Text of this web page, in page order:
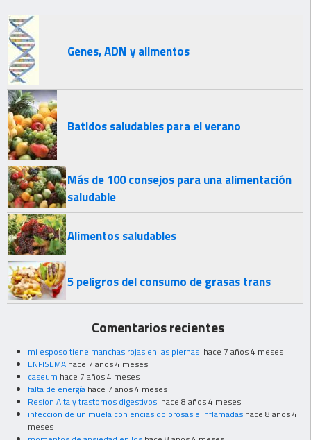
Genes, ADN y alimentos
Batidos saludables para el verano
Más de 100 consejos para una alimentación
saludable
Alimentos saludables
5 peligros del consumo de grasas trans
Comentarios recientes
mi esposo tiene manchas rojas en las piernas hace 7 años 4 meses
ENFISEMA hace 7 años 4 meses
caseum hace 7 años 4 meses
falta de energía hace 7 años 4 meses
Resion Alta y trastornos digestivos hace 8 años 4 meses
infeccion de un muela con encias dolorosas e inflamadas hace 8 años 4
meses